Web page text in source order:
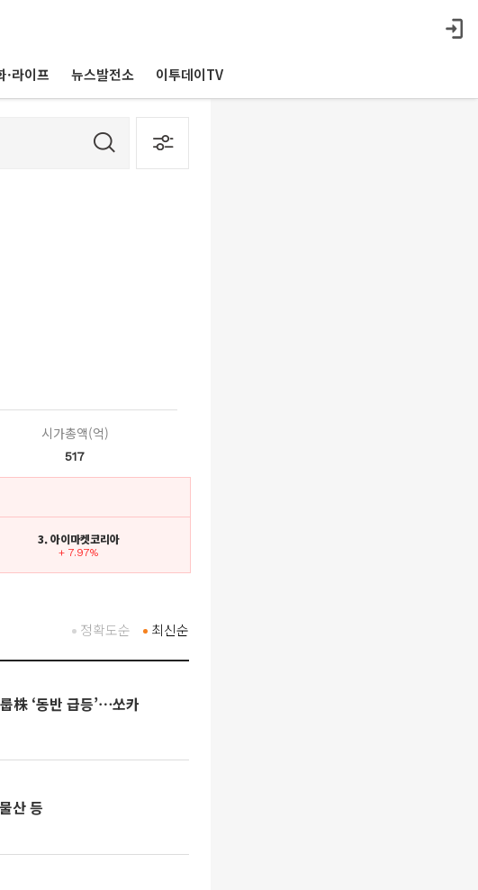
·라이프 뉴스발전소 이투데이TV
시가총액(억)
517
3. 아이마켓코리아
+ 7.97%
최신순
정확도순
株 ‘동반 급등’⋯쏘카
산 등